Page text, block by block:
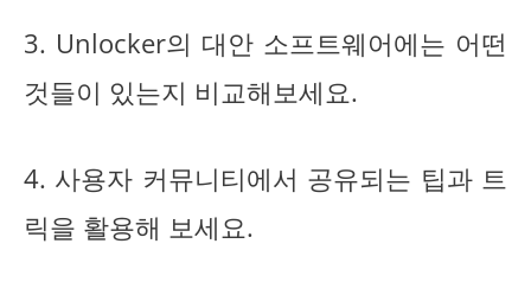
3. Unlocker의 대안 소프트웨어에는 어떤
것들이 있는지 비교해보세요.
4. 사용자 커뮤니티에서 공유되는 팁과 트
릭을 활용해 보세요.